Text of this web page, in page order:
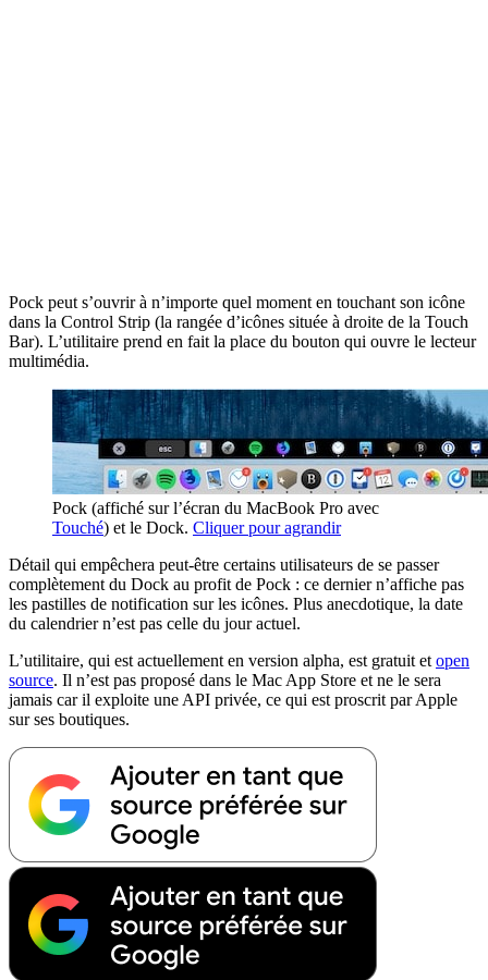
Pock peut s’ouvrir à n’importe quel moment en touchant son icône
dans la Control Strip (la rangée d’icônes située à droite de la Touch
Bar). L’utilitaire prend en fait la place du bouton qui ouvre le lecteur
multimédia.
Pock (affiché sur l’écran du MacBook Pro avec
Touché) et le Dock. Cliquer pour agrandir
Détail qui empêchera peut-être certains utilisateurs de se passer
complètement du Dock au profit de Pock : ce dernier n’affiche pas
les pastilles de notification sur les icônes. Plus anecdotique, la date
du calendrier n’est pas celle du jour actuel.
L’utilitaire, qui est actuellement en version alpha, est gratuit et open
source. Il n’est pas proposé dans le Mac App Store et ne le sera
jamais car il exploite une API privée, ce qui est proscrit par Apple
sur ses boutiques.